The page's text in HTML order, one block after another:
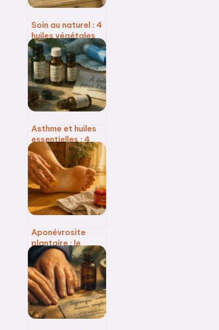
Soin au naturel : 4
huiles végétales
et 3 réflexes pour
transformer votre
peau en 28 jours
Asthme et huiles
essentielles : 4
molécules à
bannir pour éviter
la crise
Aponévrosite
plantaire : le
baume du tigre
est-il une solution
efficace pour
votre talon ?